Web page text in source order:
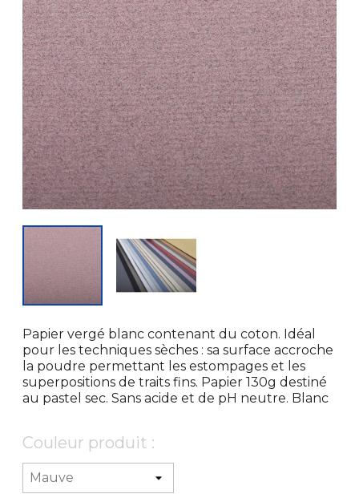
Papier vergé blanc contenant du coton. Idéal
pour les techniques sèches : sa surface accroche
la poudre permettant les estompages et les
superpositions de traits fins. Papier 130g destiné
au pastel sec. Sans acide et de pH neutre. Blanc
Couleur produit :